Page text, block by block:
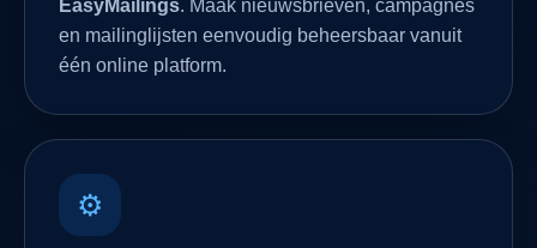
en mailinglijsten eenvoudig beheersbaar vanuit
één online platform.
⚙